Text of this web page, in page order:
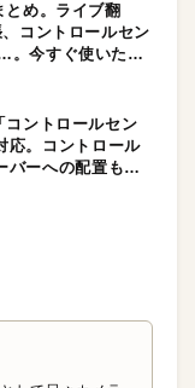
め。ライブ翻
コントロールセン
。今すぐ使いたい
随時更新中】
ントロールセン
応。コントロール
バーへの配置もで